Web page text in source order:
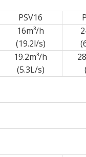
PSV16
16m³/h
(19.2l/s)
19.2m³/h
(5.3L/s)